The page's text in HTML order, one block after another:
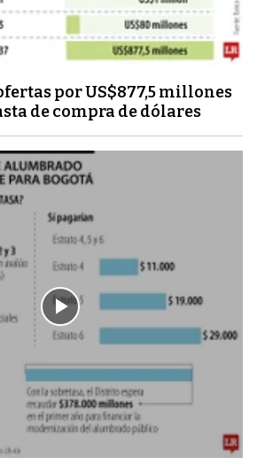
por US$877,5 millones
de compra de dólares